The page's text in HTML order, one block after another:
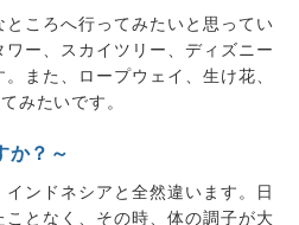
ころへ行ってみたいと思ってい
ー、スカイツリー、ディズニー
また、ロープウェイ、生け花、
みたいです。
か？～
ンドネシアと全然違います。日
となく、その時、体の調子が大